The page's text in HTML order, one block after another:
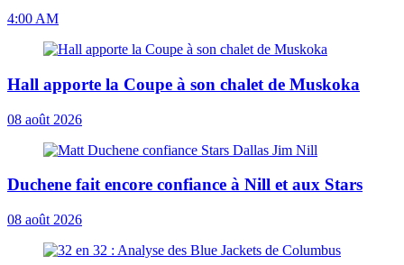
4:00 AM
Hall apporte la Coupe à son chalet de Muskoka
08 août 2026
Duchene fait encore confiance à Nill et aux Stars
08 août 2026